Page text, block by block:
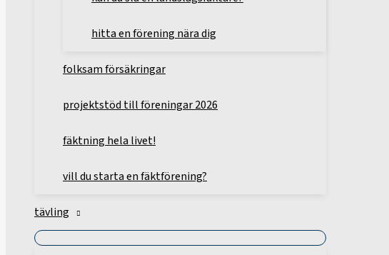
hitta en förening nära dig
folksam försäkringar
projektstöd till föreningar 2026
fäktning hela livet!
vill du starta en fäktförening?
tävling